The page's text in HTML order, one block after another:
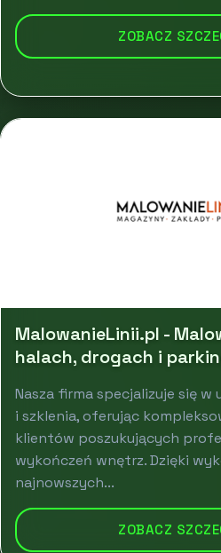
ZOBACZ
MalowanieLinii.pl -
halach, drogach i
Nasza firma specjalizuje się w
i szklenia, oferując
klientów poszukujących
wykończeń wnętrz. Dzięki
najnowszych...
ZOBACZ